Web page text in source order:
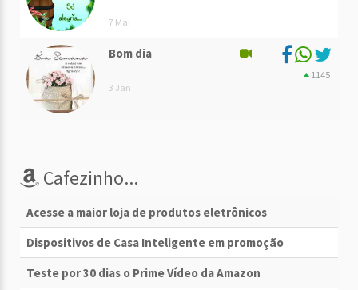
7 Mai
Bom dia
3 Jan
1145
Cafezinho...
Acesse a maior loja de produtos eletrônicos
Dispositivos de Casa Inteligente em promoção
Teste por 30 dias o Prime Vídeo da Amazon